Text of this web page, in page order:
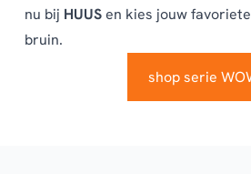
nu bij HUUSen kies jouw
bruin.
shop serie